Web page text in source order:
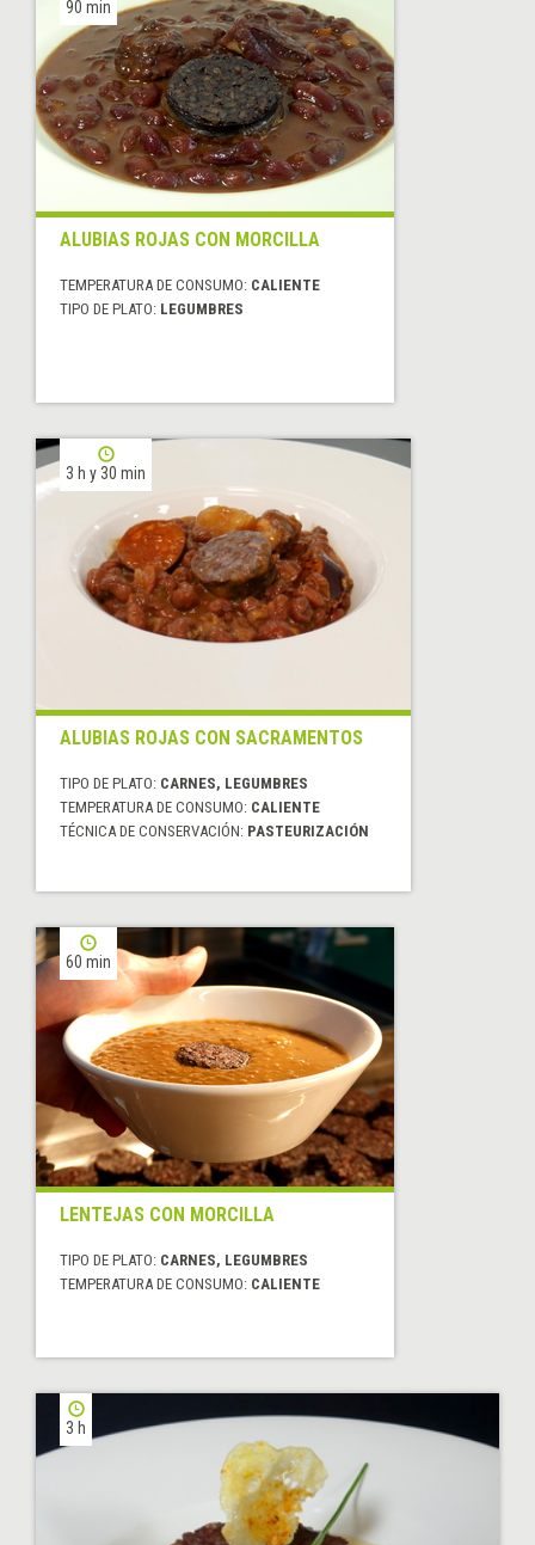
90 min
ALUBIAS ROJAS CON MORCILLA
TEMPERATURA DE CONSUMO: CALIENTE
TIPO DE PLATO: LEGUMBRES
3 h y 30 min
ALUBIAS ROJAS CON SACRAMENTOS
TIPO DE PLATO: CARNES, LEGUMBRES
TEMPERATURA DE CONSUMO: CALIENTE
TÉCNICA DE CONSERVACIÓN: PASTEURIZACIÓN
60 min
LENTEJAS CON MORCILLA
TIPO DE PLATO: CARNES, LEGUMBRES
TEMPERATURA DE CONSUMO: CALIENTE
3 h